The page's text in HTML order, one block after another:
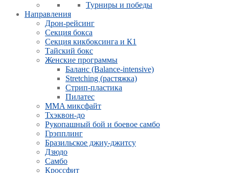
Турниры и победы
Направления
Дрон-рейсинг
Секция бокса
Секция кикбоксинга и К1
Тайский бокс
Женские программы
Баланс (Balance-intensive)
Stretching (растяжка)
Стрип-пластика
Пилатес
MMA миксфайт
Тхэквон-до
Рукопашный бой и боевое самбо
Грэпплинг
Бразильское джиу-джитсу
Дзюдо
Самбо
Кроссфит